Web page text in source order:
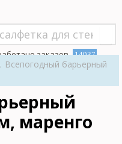
заказов 14937
Всепогодный барьерный
маренго